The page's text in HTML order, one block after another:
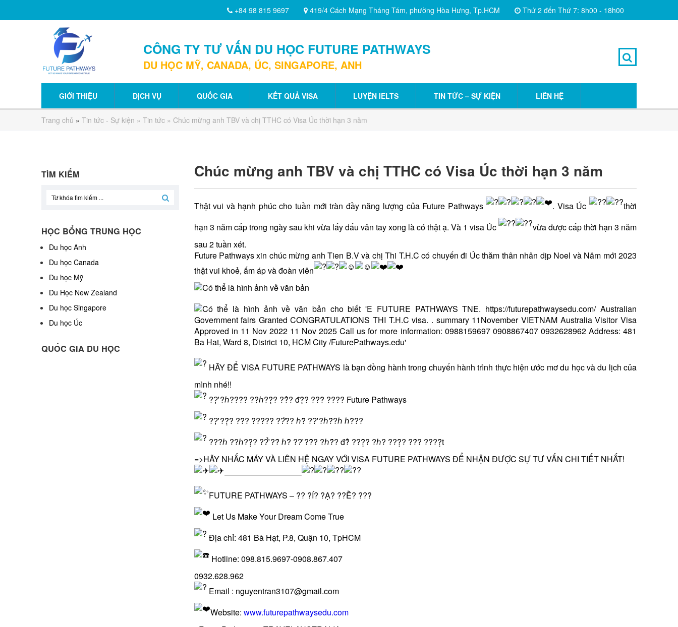
+84 98 815 9697 419/4 Cách Mạng Tháng Tám, phường Hòa Hưng, Tp.HCM Thứ 2 đến Thứ 7: 8h00 - 18h00
CÔNG TY TƯ VẤN DU HỌC FUTURE PATHWAYS
DU HỌC MỸ, CANADA, ÚC, SINGAPORE, ANH
GIỚI THIỆU DỊCH VỤ QUỐC GIA KẾT QUẢ VISA LUYỆN IELTS TIN TỨC – SỰ KIỆN LIÊN HỆ
Trang chủ » Tin tức - Sự kiện » Tin tức » Chúc mừng anh TBV và chị TTHC có Visa Úc thời hạn 3 năm
Chúc mừng anh TBV và chị TTHC có Visa Úc thời hạn 3 năm
Thật vui và hạnh phúc cho tuần mới tràn đầy năng lượng của Future Pathways . Visa Úc
thời
hạn 3 năm cấp trong ngày sau khi vừa lấy dấu vân tay xong là có thật ạ. Và 1 visa Úc
vừa được cấp thời hạn 3 năm
sau 2 tuần xét.
Future Pathways xin chúc mừng anh Tien B.V và chị Thi T.H.C có chuyến đi Úc thăm thân nhân dịp Noel và Năm mới 2023
thật vui khoẻ, ấm áp và đoàn viên
HÃY ĐỂ VISA FUTURE PATHWAYS là bạn đồng hành trong chuyến hành trình thực hiện ước mơ du học và du lịch của
mình nhé!!
??̛̣ ?ℎ???̂? ??ℎ??̣̂? ??̉? đ?̣̂? ???̃ ???? Future Pathways
??̛̣ ??̣̂? ??̂? ????? ??̛̀?? ℎ?̂̀ ??̛ ?ℎ?́?ℎ ℎ?̀??
???ℎ ??ℎ??̣̂? ??̛̉ ??́ ℎ?̂̀ ??̛ ??̂́? ?ℎ?̂́? đ?̂̉ ???̣̂? ?ℎ? ???̣̂? ??́? ????̣̂t
=>HÃY NHẤC MÁY VÀ LIÊN HỆ NGAY VỚI VISA FUTURE PATHWAYS ĐỂ NHẬN ĐƯỢC SỰ TƯ VẤN CHI TIẾT NHẤT!
—————————–
FUTURE PATHWAYS – ?? ?Í? ?Ạ? ??Ề? ???
Let Us Make Your Dream Come True
Địa chỉ: 481 Bà Hạt, P.8, Quận 10, TpHCM
Hotline: 098.815.9697-0908.867.407
0932.628.962
Email : nguyentran3107@gmail.com
Website: www.futurepathwaysedu.com
TÌM KIẾM
HỌC BỔNG TRUNG HỌC
Du học Anh
Du học Canada
Du học Mỹ
Du Học New Zealand
Du học Singapore
Du học Úc
QUỐC GIA DU HỌC